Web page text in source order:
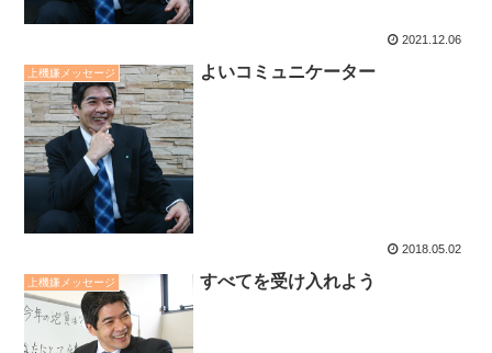
2021.12.06
上機嫌メッセージ よいコミュニケーター
2018.05.02
上機嫌メッセージ すべてを受け入れよう